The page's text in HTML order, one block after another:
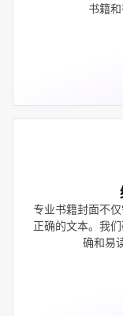
书籍和
专业书籍封面不
正确的文本。我
确和易